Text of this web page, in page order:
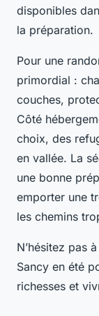
disponibles
la préparation.
Pour une
primordial :
couches,
Côté
choix, des
en vallée. La
une bonne
emporter une
les chemins
N’hésitez pas
Sancy en été
richesses et